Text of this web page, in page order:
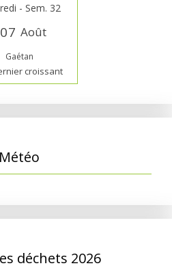
- Sem. 32
07 Août
Gaétan
croissant
Météo
déchets 2026